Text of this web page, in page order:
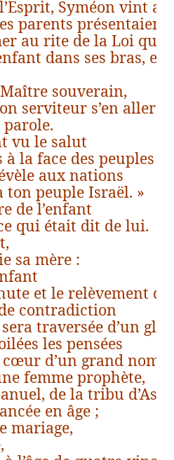
Syméon vint
parents présentaient
au rite de la Loi qui
dans ses bras,
souverain,
serviteur s’en aller
vu le salut
la face des peuples :
aux nations
ton peuple Israël. »
de l’enfant
qui était dit de lui.
sa mère :
et le relèvement
contradiction
traversée d’un
les pensées
d’un grand
femme prophète,
de la tribu d’Aser.
en âge ;
mariage,